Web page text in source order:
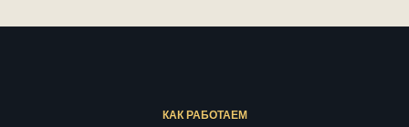
КАК РАБОТАЕМ